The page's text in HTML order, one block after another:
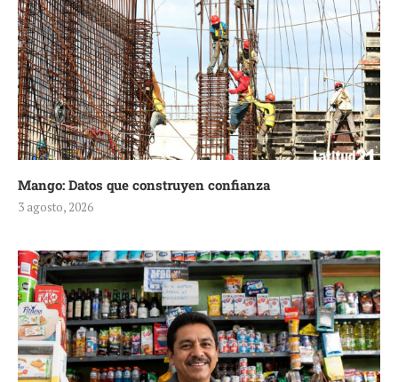
Mango: Datos que construyen confianza
3 agosto, 2026